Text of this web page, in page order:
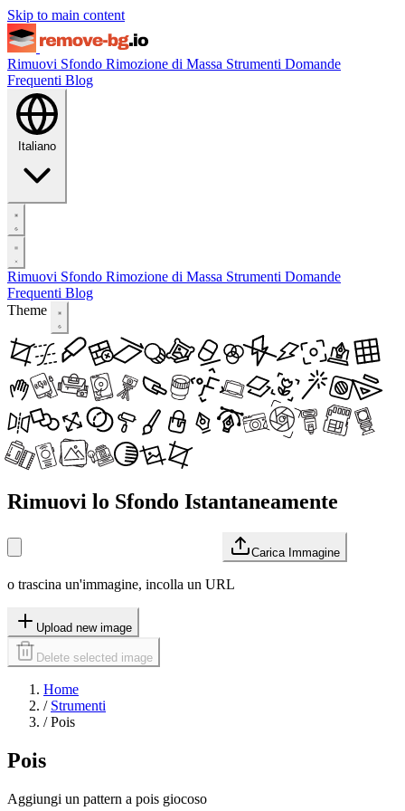
Skip to main content
Rimuovi Sfondo Rimozione di Massa Strumenti Domande
Frequenti Blog
Italiano
Rimuovi Sfondo Rimozione di Massa Strumenti Domande
Frequenti Blog
Theme
Rimuovi lo Sfondo Istantaneamente
Carica Immagine
o trascina un'immagine, incolla un URL
Upload new image
Delete selected image
Home
/ Strumenti
/ Pois
Pois
Aggiungi un pattern a pois giocoso